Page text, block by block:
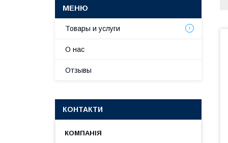
Товары и услуги
О нас
Отзывы
КОНТАКТИ